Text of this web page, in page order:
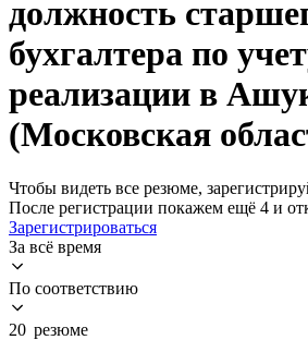
должность
бухгалтера по
реализации в
(Московская
Чтобы видеть все резюме,
После регистрации покажем ещё 4 и
Зарегистрироваться
За всё время
По соответствию
20 резюме